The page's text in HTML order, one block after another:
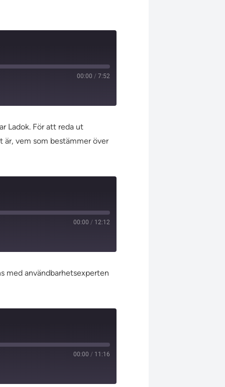
00:00 / 7:52
Ladok. För att reda ut
är, vem som bestämmer över
00:00 / 12:12
med användbarhetsexperten
00:00 / 11:16